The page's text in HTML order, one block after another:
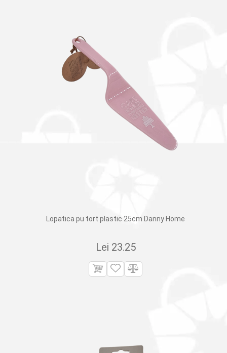
Lopatica pu tort plastic 25cm Danny Home
Lei 23.25